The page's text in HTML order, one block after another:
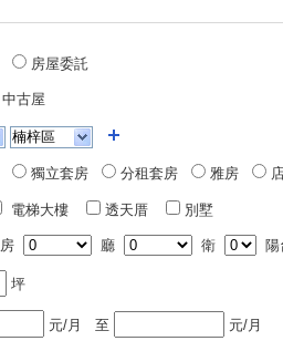
房屋委託
中古屋
獨立套房 分租套房 雅房
電梯大樓 透天厝 別墅
房 廳 衛 陽
坪
元/月 至 元/月